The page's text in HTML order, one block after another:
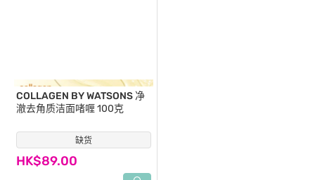
缺货
COLLAGEN BY WATSONS 净
澈去角质洁面啫喱 100克
HK$89.00
(15)